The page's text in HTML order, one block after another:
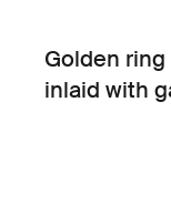
Golden
inlaid with